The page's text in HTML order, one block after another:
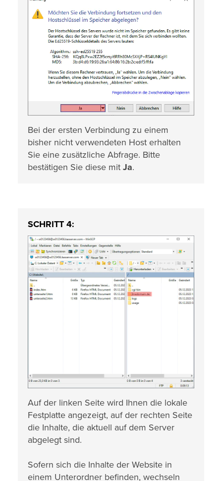
Bei der ersten Verbindung zu einem
bisher nicht verwendeten Host erhalten
Sie eine zusätzliche Abfrage. Bitte
bestätigen Sie diese mit Ja.
SCHRITT 4:
Auf der linken Seite wird Ihnen die lokale
Festplatte angezeigt, auf der rechten Seite
die Inhalte, die aktuell auf dem Server
abgelegt sind.
Sofern sich die Inhalte der Website in
einem Unterordner befinden, wechseln